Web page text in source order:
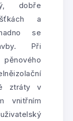
dobře
a
se
Při
ztráty v
vnitřním